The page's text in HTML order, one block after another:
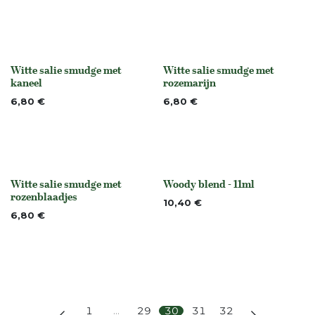
None
Witte salie smudge met
kaneel
6,80 €
None
Witte salie smudge met
rozemarijn
6,80 €
None
Witte salie smudge met
rozenblaadjes
6,80 €
None
Woody blend - 11ml
10,40 €
1 … 29 30 31 32